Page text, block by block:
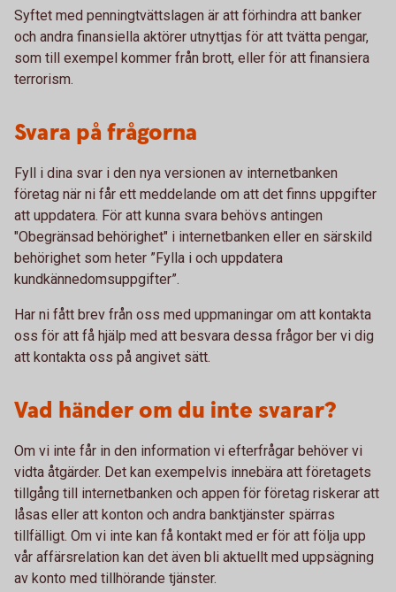
Syftet med penningtvättslagen är att förhindra att banker
och andra finansiella aktörer utnyttjas för att tvätta pengar,
som till exempel kommer från brott, eller för att finansiera
terrorism.
Svara på frågorna
Fyll i dina svar i den nya versionen av internetbanken
företag när ni får ett meddelande om att det finns uppgifter
att uppdatera. För att kunna svara behövs antingen
"Obegränsad behörighet" i internetbanken eller en särskild
behörighet som heter ”Fylla i och uppdatera
kundkännedomsuppgifter”.
Har ni fått brev från oss med uppmaningar om att kontakta
oss för att få hjälp med att besvara dessa frågor ber vi dig
att kontakta oss på angivet sätt.
Vad händer om du inte svarar?
Om vi inte får in den information vi efterfrågar behöver vi
vidta åtgärder. Det kan exempelvis innebära att företagets
tillgång till internetbanken och appen för företag riskerar att
låsas eller att konton och andra banktjänster spärras
tillfälligt. Om vi inte kan få kontakt med er för att följa upp
vår affärsrelation kan det även bli aktuellt med uppsägning
av konto med tillhörande tjänster.